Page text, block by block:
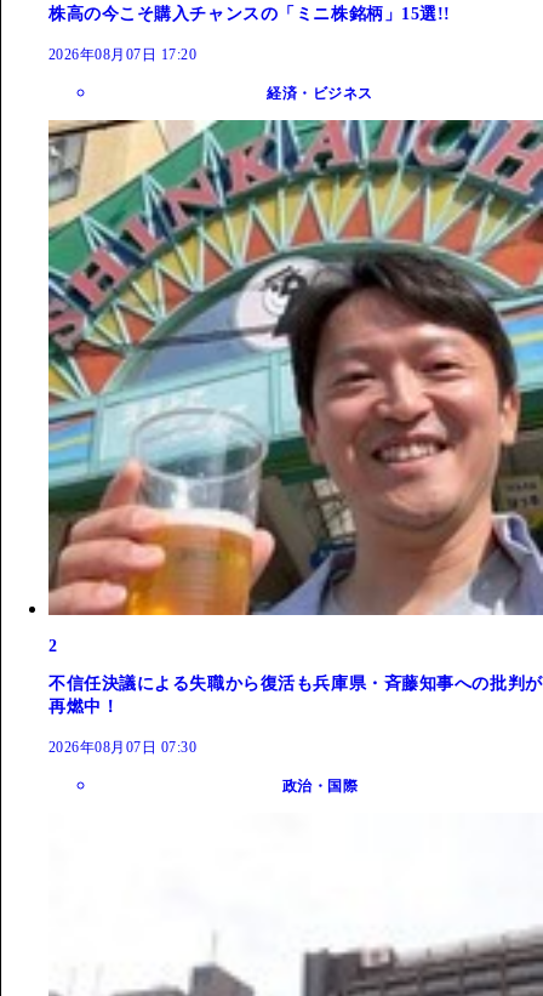
株高の今こそ購入チャンスの「ミニ株銘柄」15選!!
2026年08月07日 17:20
経済・ビジネス
2
不信任決議による失職から復活も兵庫県・斉藤知事への批判が
再燃中！
2026年08月07日 07:30
政治・国際